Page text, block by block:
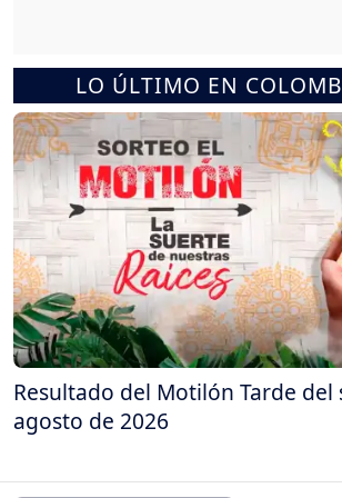
LO ÚLTIMO EN
Resultado del Motilón Tarde del
agosto de 2026